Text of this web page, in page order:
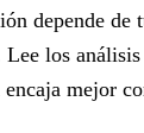
depende de
los
mejor